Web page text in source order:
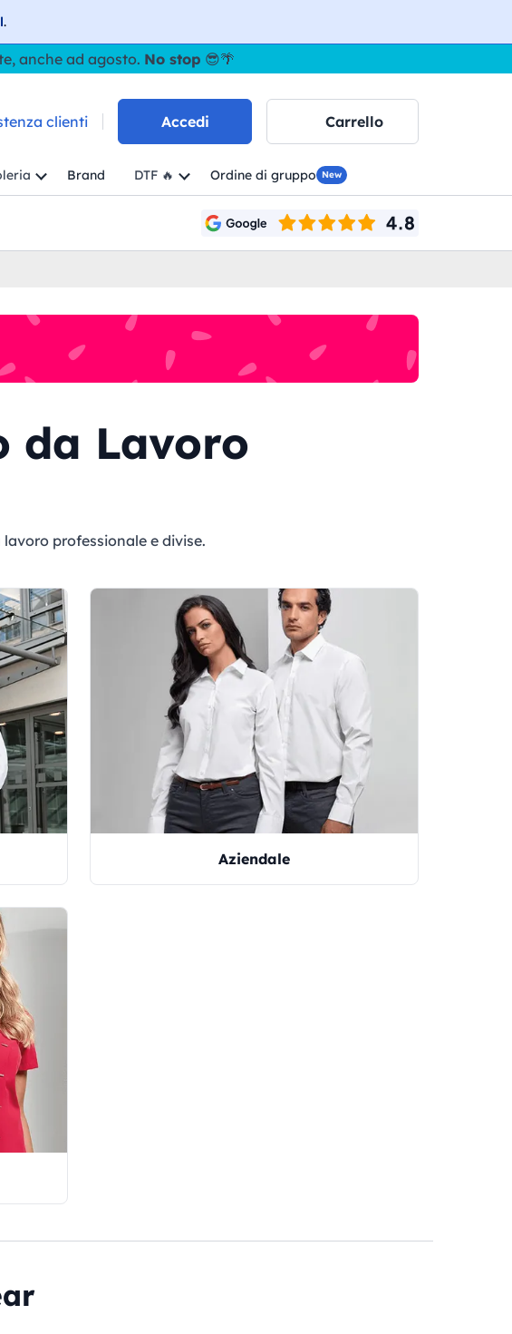
.
anche ad agosto. No stop 😎🌴
clienti Accedi Carrello
Brand DTF 🔥 Ordine di gruppo New
da Lavoro
professionale e divise.
Aziendale